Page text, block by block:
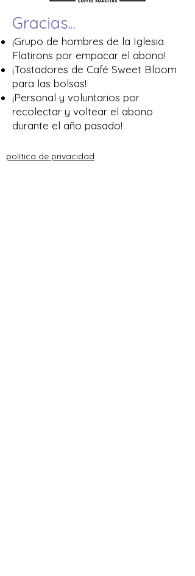
Gracias...
¡Grupo de hombres de la Iglesia
Flatirons por empacar el abono!
¡Tostadores de Café Sweet Bloom
para las bolsas!
¡Personal y voluntarios por
recolectar y voltear el abono
durante el año pasado!
política de privacidad